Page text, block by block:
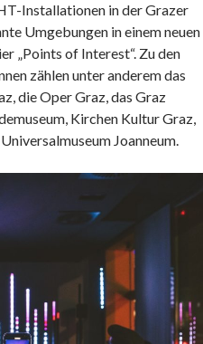
Installationen in der Grazer
Umgebungen in einem neuen
„Points of Interest“. Zu den
zählen unter anderem das
die Oper Graz, das Graz
Kirchen Kultur Graz,
Joanneum.